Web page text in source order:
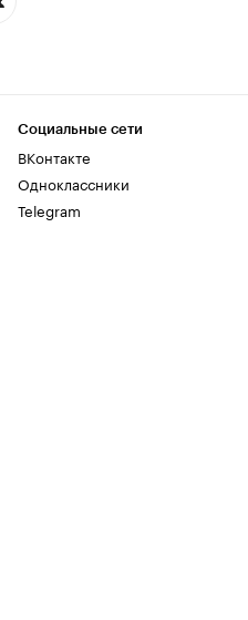
Социальные сети
ВКонтакте
Одноклассники
Telegram